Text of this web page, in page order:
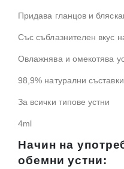
Придава гланцов и
Със съблазнителен вкус
Овлажнява и омекотява
98,9% натурални съставки
За всички типове устни
4ml
Начин на
обемни устни: